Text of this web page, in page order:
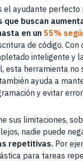
el ayudante perfecto
buscan
en un55%
de código.
inteligente y
esta herramienta no
ayuda a
y evitar
sus limitaciones,
nadie puede
repetitivas. Por
para tareas